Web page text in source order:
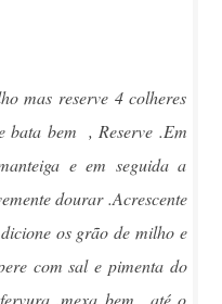
mas reserve 4 colheres
bata bem , Reserve .Em
e em seguida a
dourar .Acrescente
os grão de milho e
com sal e pimenta do
,mexa bem até o